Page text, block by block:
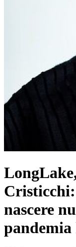
nascere
pandemia